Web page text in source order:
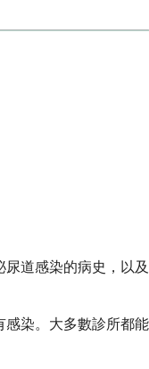
道感染的病史，以及
感染。大多數診所都能